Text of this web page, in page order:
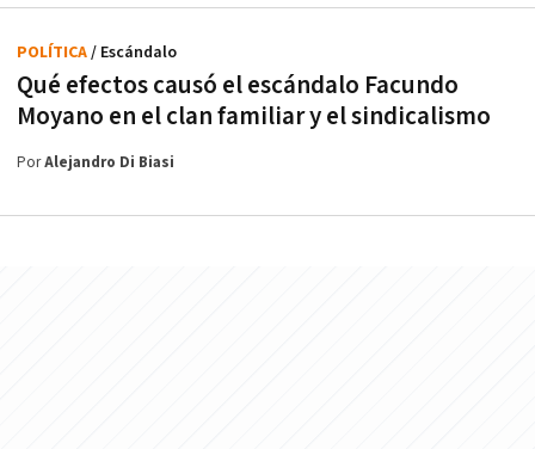
Qué efectos causó el escándalo Facundo
Moyano en el clan familiar y el sindicalismo
POLÍTICA/ Escándalo
PorAlejandro Di Biasi